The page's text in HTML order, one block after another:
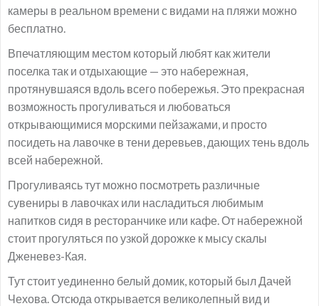
камеры в реальном времени с видами на пляжи можно
бесплатно.
Впечатляющим местом который любят как жители
поселка так и отдыхающие — это набережная,
протянувшаяся вдоль всего побережья. Это прекрасная
возможность прогуливаться и любоваться
открывающимися морскими пейзажами, и просто
посидеть на лавочке в тени деревьев, дающих тень вдоль
всей набережной.
Прогуливаясь тут можно посмотреть различные
сувениры в лавочках или насладиться любимым
напитков сидя в ресторанчике или кафе. От набережной
стоит прогуляться по узкой дорожке к мысу скалы
Дженевез-Кая.
Тут стоит уединенно белый домик, который был Дачей
Чехова. Отсюда открывается великолепный вид и